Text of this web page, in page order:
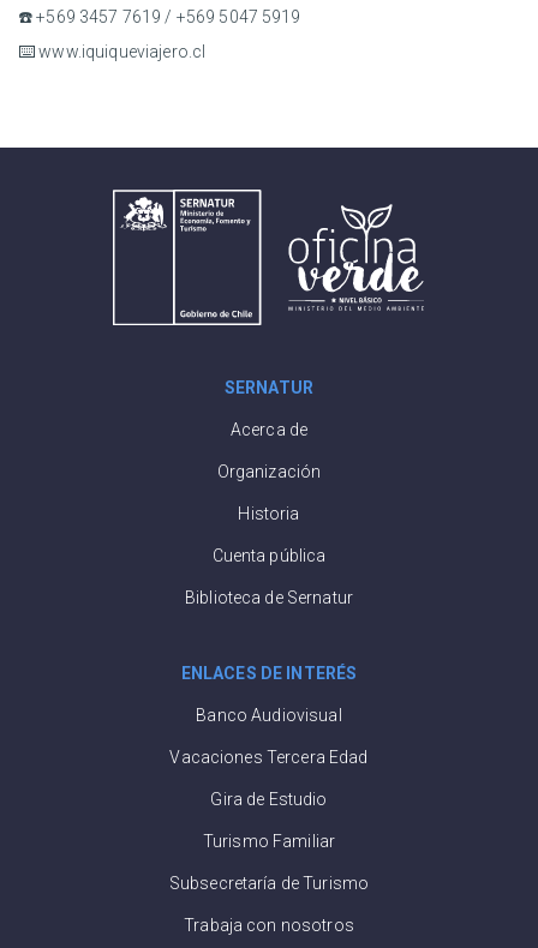
☎️ +569 3457 7619 / +569 5047 5919
⌨️ www.iquiqueviajero.cl
SERNATUR
Acerca de
Organización
Historia
Cuenta pública
Biblioteca de Sernatur
ENLACES DE INTERÉS
Banco Audiovisual
Vacaciones Tercera Edad
Gira de Estudio
Turismo Familiar
Subsecretaría de Turismo
Trabaja con nosotros